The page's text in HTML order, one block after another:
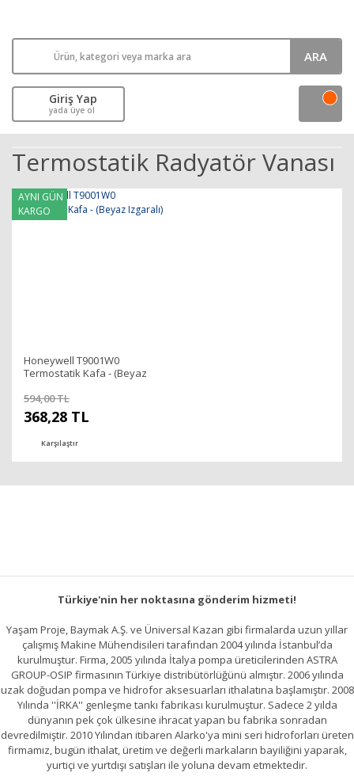
ARA
Giriş Yap
yada üye ol
Termostatik Radyatör Vanası
AYNI GÜN
KARGO
Honeywell T9001W0
Termostatik Kafa - (Beyaz
594,00 TL
368,28 TL
Karşılaştır
Türkiye'nin her noktasına gönderim hizmeti!
Yaşam Proje, Baymak A.Ş. ve Üniversal Kazan gibi firmalarda uzun yıllar
çalışmış Makine Mühendisileri tarafından 2004 yılında İstanbul’da
kurulmuştur. Firma, 2005 yılında İtalya pompa üreticilerinden ASTRA
GROUP-OSIP firmasının Türkiye distribütörlüğünü almıştır. 2006 yılında
uzak doğudan pompa ve hidrofor aksesuarları ithalatına başlamıştır. 2008
Yılında ''İRKA'' genleşme tankı fabrikası kurulmuştur. Sadece 2 yılda
dünyanın pek çok ülkesine ihracat yapan bu fabrika sonradan
devredilmiştir. 2010 Yılından itibaren Alarko'ya mini seri hidroforları üreten
firmamız, bugün ithalat, üretim ve değerli markaların bayiliğini yaparak,
yurtiçi ve yurtdışı satışları ile yoluna devam etmektedir.